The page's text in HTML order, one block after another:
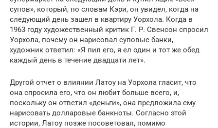
супов», который, по словам Кэри, он увидел, когда на
следующий день зашел в квартиру Уорхола. Когда в
1963 году художественный критик Г. Р. Свенсон спросил
Уорхола, почему он нарисовал суповые банки,
художник ответил: «Я пил его, я ел один и тот же обед
каждый день в течение двадцати лет».
Другой отчет о влиянии Латоу на Уорхола гласит, что
она спросила его, что он любит больше всего, и,
поскольку он ответил «деньги», она предложила ему
нарисовать долларовые банкноты. Согласно этой
истории, Латоу позже посоветовал, помимо